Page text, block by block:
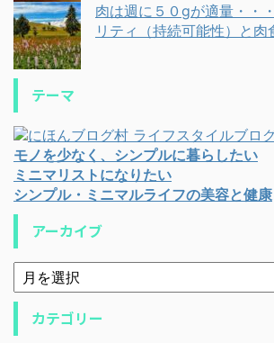
肉は週に５０gが適量・・
リティ（持続可能性）と肉
テーマ
モノを少なく、シンプルに暮らしたい
ミニマリストになりたい
シンプル・ミニマルライフの美容と健康
アーカイブ
カテゴリー